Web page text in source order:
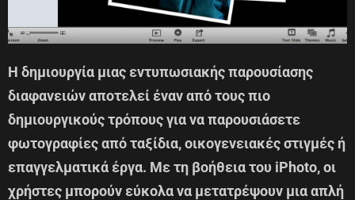
Η δημιουργία μιας εντυπωσιακής παρουσίασης
διαφανειών αποτελεί έναν από τους πιο
δημιουργικούς τρόπους για να παρουσιάσετε
φωτογραφίες από ταξίδια, οικογενειακές στιγμές ή
επαγγελματικά έργα. Με τη βοήθεια του iPhoto, οι
χρήστες μπορούν εύκολα να μετατρέψουν μια απλή